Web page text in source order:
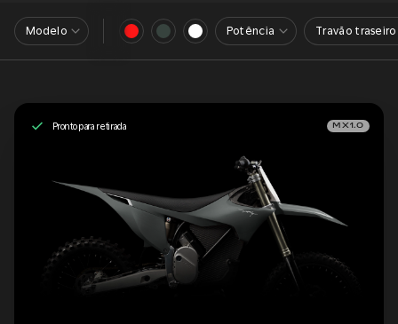
Modelo Potência Travão traseiro
Pronto para retirada MX1.0